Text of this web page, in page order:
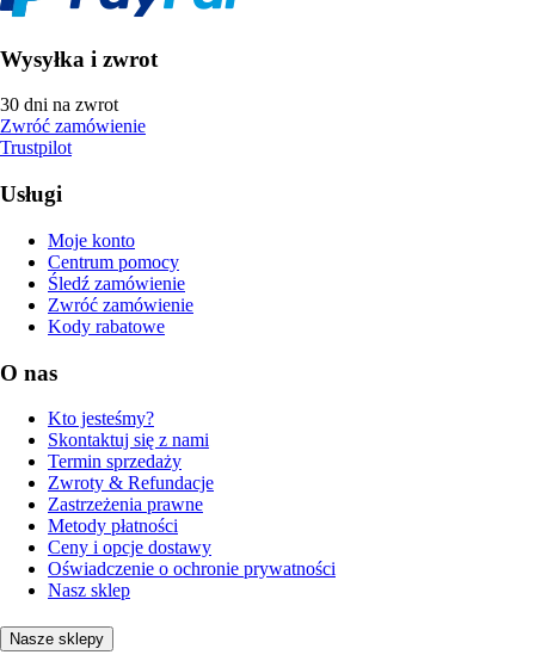
Wysyłka i zwrot
30 dni na zwrot
Zwróć zamówienie
Trustpilot
Usługi
Moje konto
Centrum pomocy
Śledź zamówienie
Zwróć zamówienie
Kody rabatowe
O nas
Kto jesteśmy?
Skontaktuj się z nami
Termin sprzedaży
Zwroty & Refundacje
Zastrzeżenia prawne
Metody płatności
Ceny i opcje dostawy
Oświadczenie o ochronie prywatności
Nasz sklep
Nasze sklepy